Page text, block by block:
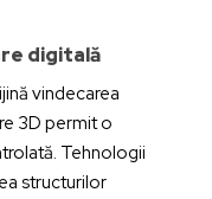
digitală
vindecarea
3D permit o
Tehnologii
structurilor